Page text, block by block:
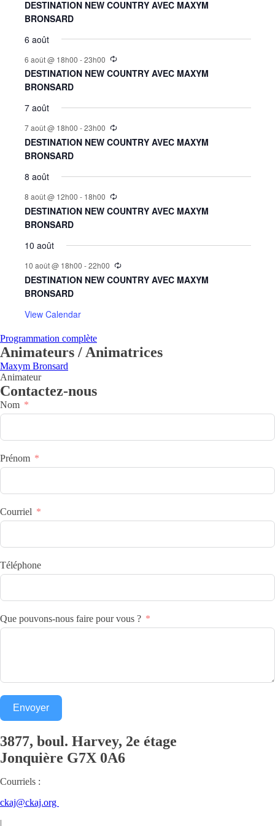
DESTINATION NEW COUNTRY AVEC MAXYM
BRONSARD
6 août
6 août @ 18h00 -23h00
DESTINATION NEW COUNTRY AVEC MAXYM
BRONSARD
7 août
7 août @ 18h00 -23h00
DESTINATION NEW COUNTRY AVEC MAXYM
BRONSARD
8 août
8 août @ 12h00 - 18h00
DESTINATION NEW COUNTRY AVEC MAXYM
BRONSARD
10 août
10 août @ 18h00 -22h00
DESTINATION NEW COUNTRY AVEC MAXYM
BRONSARD
View Calendar
Programmation complète
Animateurs / Animatrices
Maxym Bronsard
Animateur
Contactez-nous
Nom
Prénom
Courriel
Téléphone
Que pouvons-nous faire pour vous ?
Envoyer
3877, boul. Harvey, 2e étage
Jonquière G7X 0A6
Courriels :
ckaj@ckaj.org
|